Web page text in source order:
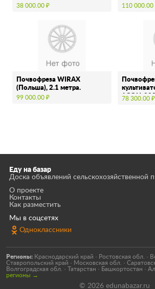
38 000.00 ₽ 110 000.00
Почвофреза WIRAX
(Польша), 2.1 метра.
99 000.00 ₽
1GQN-
78 300.00 ₽
Еду на базар
Доска объявлений сельскохозяйственной
О проекте
Контакты
Как разместить
Мы в соцсетях
Одноклассники
Регионы: Краснодарский край · Ростовская обл. ·
Ставропольский край · Московская обл. ·
Волгоградская обл.
· Татарстан · Башкортостан ·
регионы →
© 2026 edunabazar.ru